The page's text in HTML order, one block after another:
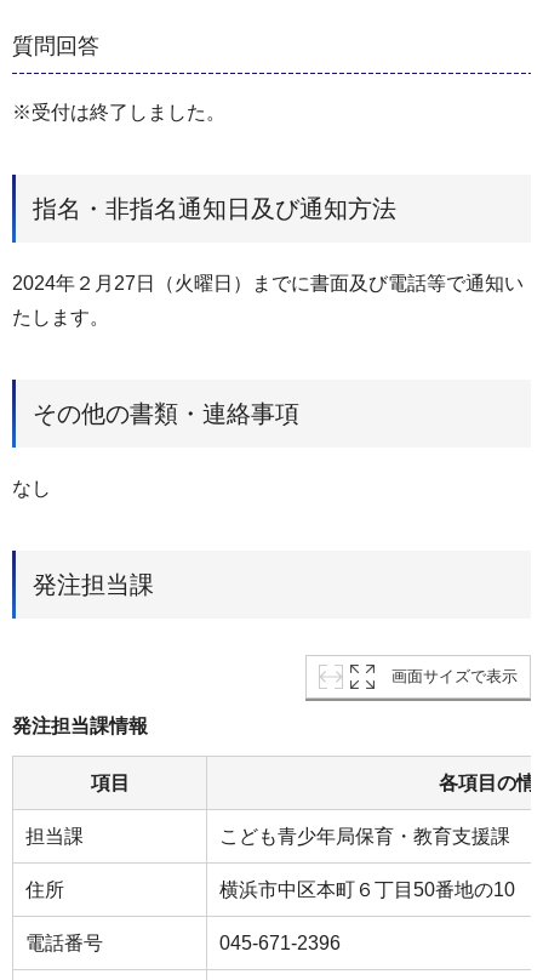
質問回答
※受付は終了しました。
指名・非指名通知日及び通知方法
2024年２月27日（火曜日）までに書面及び電話等で通知い
たします。
その他の書類・連絡事項
なし
発注担当課
画面サイズで表示
発注担当課情報
項目 各項目の情
担当課 こども青少年局保育・教育支援課
住所 横浜市中区本町６丁目50番地の10
電話番号 045-671-2396